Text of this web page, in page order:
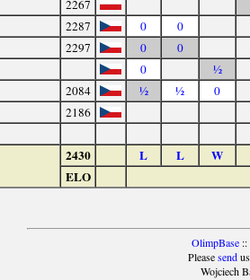
2267
2287 0
0
2297 0
0
0
½
2084 ½ ½
0
2186
2430 L L
W
ELO
OlimpBase::
Pleasesendus
Wojciech